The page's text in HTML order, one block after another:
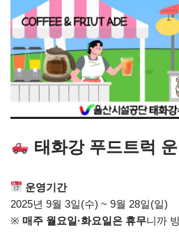
태화강 푸드트럭
운영기간
2025년 9월 3일(수) ~ 9월 28일(일)
※ 매주 월요일·화요일은 휴무니까